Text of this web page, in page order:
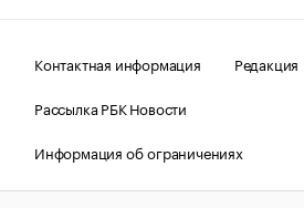
Контактная информация
Редакция
Рассылка РБК Новости
Информация об ограничениях
Правовая информация
О